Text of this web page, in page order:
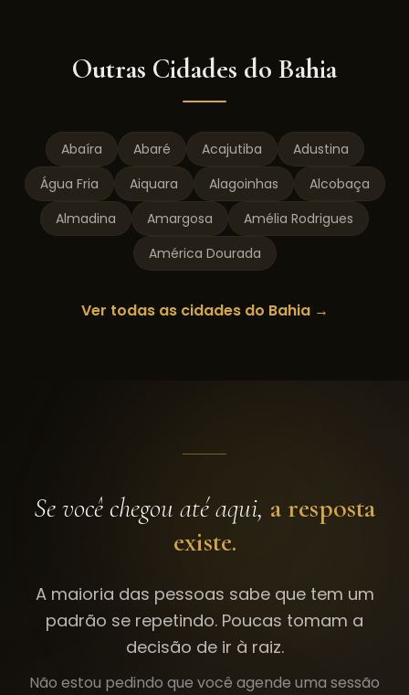
Outras Cidades do Bahia
Abaíra Abaré Acajutiba
Adustina
Água Fria
Aiquara Alagoinhas
Alcobaça
Almadina
Amargosa
Amélia Rodrigues
América Dourada
Ver todas as cidades do Bahia→
Se você chegou até aqui, a resposta
existe.
A maioria das pessoas sabe que tem um
padrão se repetindo. Poucas tomam a
decisão de ir à raiz.
Não estou pedindo que você agende uma sessão